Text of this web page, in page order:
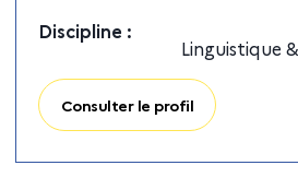
Discipline :
Linguistique
Consulter le profil